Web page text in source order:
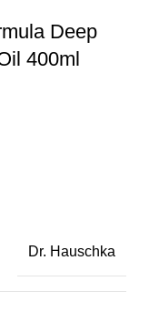
Deep
400ml
Dr. Hauschka